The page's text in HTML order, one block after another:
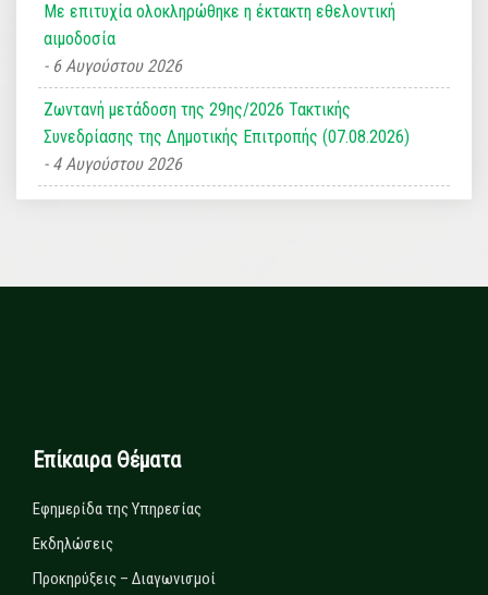
Με επιτυχία ολοκληρώθηκε η έκτακτη εθελοντική
αιμοδοσία
6 Αυγούστου 2026
Ζωντανή μετάδοση της 29ης/2026 Τακτικής
Συνεδρίασης της Δημοτικής Επιτροπής (07.08.2026)
4 Αυγούστου 2026
Επίκαιρα Θέματα
Εφημερίδα της Υπηρεσίας
Εκδηλώσεις
Προκηρύξεις – Διαγωνισμοί